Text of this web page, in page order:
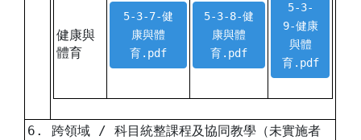
健康與
體育
5-3-7-健
康與體
育.pdf
5-3-8-健
康與體
育.pdf
5-3-
9-健康
與體
育.pdf
6. 跨領域 / 科目統整課程及協同教學（未實施者